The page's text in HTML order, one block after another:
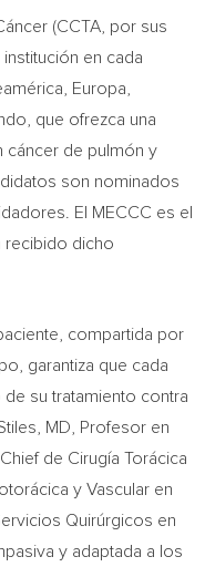
(CCTA, por sus
en cada
Europa,
que ofrezca una
cáncer de pulmón y
son nominados
El MECCC es el
recibido dicho
compartida por
garantiza que cada
su tratamiento contra
MD, Profesor en
de Cirugía Torácica
y Vascular en
Quirúrgicos en
y adaptada a los